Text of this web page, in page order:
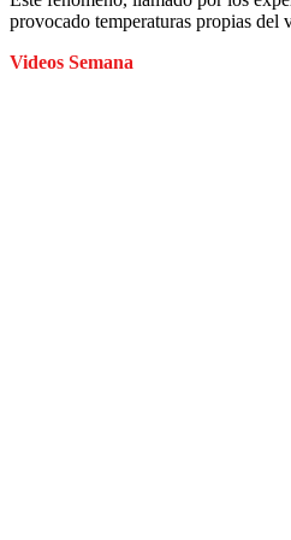
provocado temperaturas propias del
Videos Semana